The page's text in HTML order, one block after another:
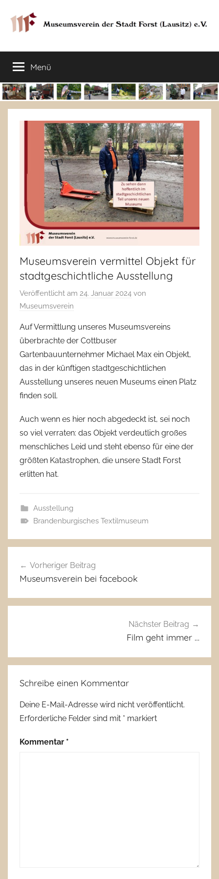
Inhalt
springen
Museumsverein
der
Stadt
Forst
(Lausitz)
e.V.
37
–
03149
Menü
Museumsverein vermittel Objekt für
stadtgeschichtliche Ausstellung
Veröffentlicht am 24. Januar 2024 von
Museumsverein
Auf Vermittlung unseres Museumsvereins
überbrachte der Cottbuser
Gartenbauunternehmer Michael Max ein Objekt,
das in der künftigen stadtgeschichtlichen
Ausstellung unseres neuen Museums einen Platz
finden soll.
Auch wenn es hier noch abgedeckt ist, sei noch
so viel verraten: das Objekt verdeutlich großes
menschliches Leid und steht ebenso für eine der
größten Katastrophen, die unsere Stadt Forst
erlitten hat.
Ausstellung
Brandenburgisches Textilmuseum
Vorheriger Beitrag
Museumsverein bei facebook
Nächster Beitrag
Film geht immer …
Schreibe einen Kommentar
Deine E-Mail-Adresse wird nicht veröffentlicht.
Erforderliche Felder sind mit * markiert
Kommentar *